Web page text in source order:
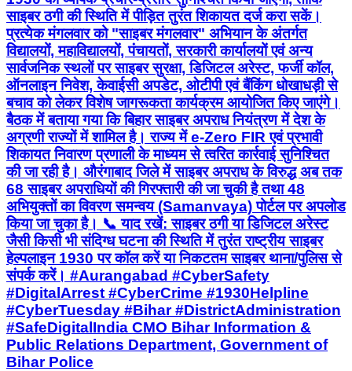
साइबर ठगी की स्थिति में पीड़ित तुरंत शिकायत दर्ज करा सकें।
प्रत्येक मंगलवार को "साइबर मंगलवार" अभियान के अंतर्गत
विद्यालयों, महाविद्यालयों, पंचायतों, सरकारी कार्यालयों एवं अन्य
सार्वजनिक स्थलों पर साइबर सुरक्षा, डिजिटल अरेस्ट, फर्जी कॉल,
ऑनलाइन निवेश, केवाईसी अपडेट, ओटीपी एवं बैंकिंग धोखाधड़ी से
बचाव को लेकर विशेष जागरूकता कार्यक्रम आयोजित किए जाएंगे।
बैठक में बताया गया कि बिहार साइबर अपराध नियंत्रण में देश के
अग्रणी राज्यों में शामिल है। राज्य में e-Zero FIR एवं प्रभावी
शिकायत निवारण प्रणाली के माध्यम से त्वरित कार्रवाई सुनिश्चित
की जा रही है। औरंगाबाद जिले में साइबर अपराध के विरुद्ध अब तक
68 साइबर अपराधियों की गिरफ्तारी की जा चुकी है तथा 48
अभियुक्तों का विवरण समन्वय (Samanvaya) पोर्टल पर अपलोड
किया जा चुका है। 📞 याद रखें: साइबर ठगी या डिजिटल अरेस्ट
जैसी किसी भी संदिग्ध घटना की स्थिति में तुरंत राष्ट्रीय साइबर
हेल्पलाइन 1930 पर कॉल करें या निकटतम साइबर थाना/पुलिस से
संपर्क करें। #Aurangabad #CyberSafety
#DigitalArrest #CyberCrime #1930Helpline
#CyberTuesday #Bihar #DistrictAdministration
#SafeDigitalIndia CMO Bihar Information &
Public Relations Department, Government of
Bihar Police